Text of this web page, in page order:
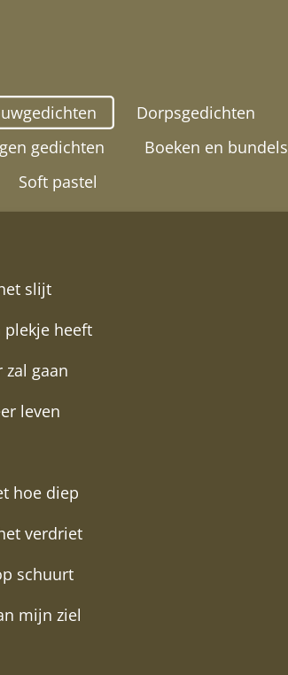
Dorpsgedichten
gedichten Boeken en bundels
Soft pastel
slijt
plekje heeft
gaan
leven
hoe diep
verdriet
schuurt
mijn ziel